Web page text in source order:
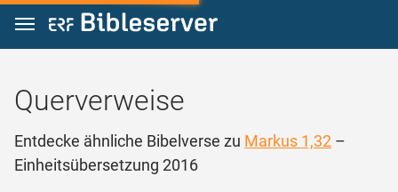
Zum Inhalt springen
Querverweise
Entdecke ähnliche Bibelverse zu Markus 1,32 –
Einheitsübersetzung 2016